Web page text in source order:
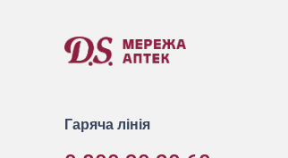
Гаряча лінія